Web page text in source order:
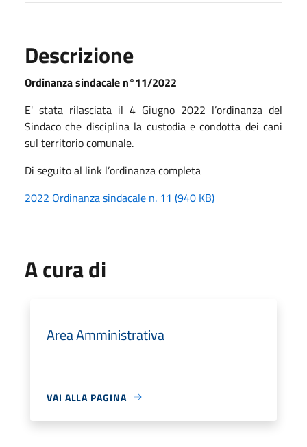
Descrizione
Ordinanza sindacale n°11/2022
E' stata rilasciata il 4 Giugno 2022 l’ordinanza del
Sindaco che disciplina la custodia e condotta dei cani
sul territorio comunale.
Di seguito al link l’ordinanza completa
2022 Ordinanza sindacale n. 11 (940 KB)
A cura di
Area Amministrativa
VAI ALLA PAGINA